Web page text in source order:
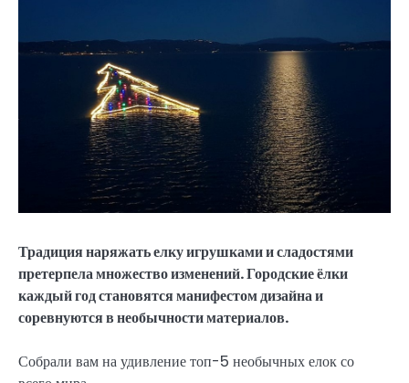
Традиция наряжать елку игрушками и сладостями
претерпела множество изменений. Городские ёлки
каждый год становятся манифестом дизайна и
соревнуются в необычности материалов.
Собрали вам на удивление топ-5 необычных елок со